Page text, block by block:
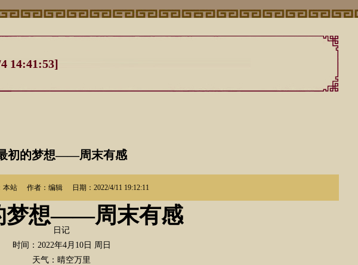
14:41:53]
初的梦想——周末有感
本站 作者：编辑 日期：2022/4/11 19:12:11
梦想——周末有感
日记
时间：2022年4月10日 周日
天气：晴空万里